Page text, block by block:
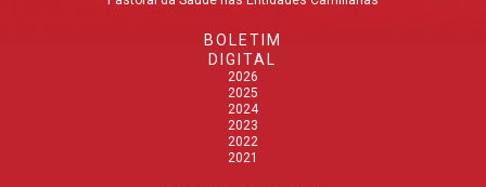
BOLETIM
DIGITAL
2026
2025
2024
2023
2022
2021